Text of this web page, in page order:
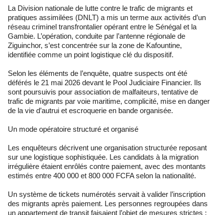
La Division nationale de lutte contre le trafic de migrants et
pratiques assimilées (DNLT) a mis un terme aux activités d’un
réseau criminel transfrontalier opérant entre le Sénégal et la
Gambie. L’opération, conduite par l’antenne régionale de
Ziguinchor, s’est concentrée sur la zone de Kafountine,
identifiée comme un point logistique clé du dispositif.
Selon les éléments de l’enquête, quatre suspects ont été
déférés le 21 mai 2026 devant le Pool Judiciaire Financier. Ils
sont poursuivis pour association de malfaiteurs, tentative de
trafic de migrants par voie maritime, complicité, mise en danger
de la vie d’autrui et escroquerie en bande organisée.
Un mode opératoire structuré et organisé
Les enquêteurs décrivent une organisation structurée reposant
sur une logistique sophistiquée. Les candidats à la migration
irrégulière étaient enrôlés contre paiement, avec des montants
estimés entre 400 000 et 800 000 FCFA selon la nationalité.
Un système de tickets numérotés servait à valider l’inscription
des migrants après paiement. Les personnes regroupées dans
un appartement de transit faisaient l’objet de mesures strictes :